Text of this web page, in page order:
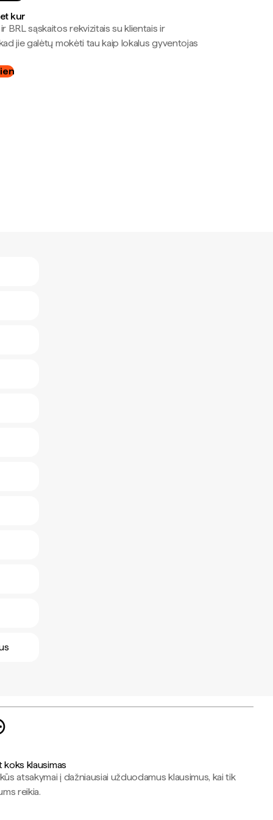
kur
ir BRL sąskaitos rekvizitais su klientais ir
jie galėtų mokėti tau kaip lokalus gyventojas
koks klausimas
atsakymai į dažniausiai užduodamus klausimus, kai tik
reikia.